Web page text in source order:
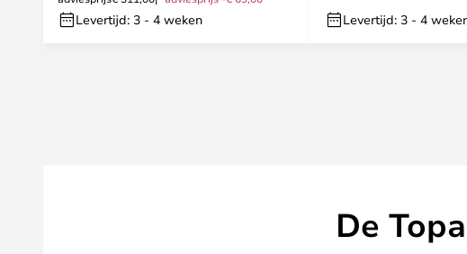
Levertijd: 3 - 4 weken Levertijd: 3 - 4
De